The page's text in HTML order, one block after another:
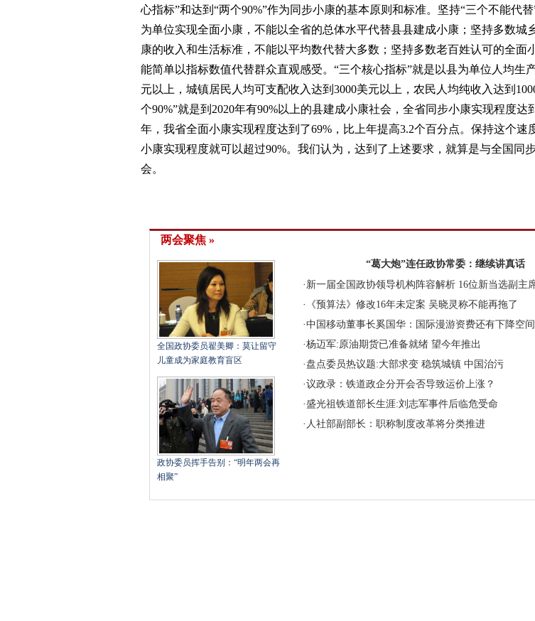
心指标”和达到“两个90%”作为同步小康的基本原则和标准。坚持“三个不能代
为单位实现全面小康，不能以全省的总体水平代替县县建成小康；坚持多数城
康的收入和生活标准，不能以平均数代替大多数；坚持多数老百姓认可的全面
能简单以指标数值代替群众直观感受。“三个核心指标”就是以县为单位人均生
元以上，城镇居民人均可支配收入达到3000美元以上，农民人均纯收入达到
个90%”就是到2020年有90%以上的县建成小康社会，全省同步小康实现程度达
年，我省全面小康实现程度达到了69%，比上年提高3.2个百分点。保持这个速
小康实现程度就可以超过90%。我们认为，达到了上述要求，就算是与全国同
会。
两会聚焦 »
全国政协委员翟美卿：莫让留守
儿童成为家庭教育盲区
政协委员挥手告别：“明年两会再
相聚”
“葛大炮”连任政协常委：继续讲真话
· 新一届全国政协领导机构阵容解析 16位新当选副主
·
《预算法》修改16年未定案 吴晓灵称不能再拖了
·中国移动董事长奚国华：国际漫游资费还有下降空间
·杨迈军:原油期货已准备就绪 望今年推出
·盘点委员热议题:大部求变 稳筑城镇 中国治污
·议政录：铁道政企分开会否导致运价上涨？
·盛光祖铁道部长生涯:刘志军事件后临危受命
· 人社部副部长：职称制度改革将分类推进